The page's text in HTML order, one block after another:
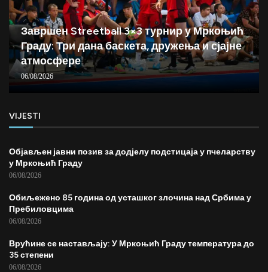
Завршен Streetball 3×3 турнир у Мркоњић
Граду: Три дана баскета, дружења и сјајне
атмосфере
06/08/2026
VIJESTI
Објављен јавни позив за додјелу подстицаја у пчеларству
у Мркоњић Граду
06/08/2026
Обиљежено 85 година од усташког злочина над Србима у
Пребиловцима
06/08/2026
Врућине се настављају: У Мркоњић Граду температура до
35 степени
06/08/2026